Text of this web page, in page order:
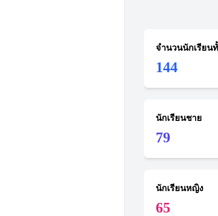
จำนวนนักเรียน
144
นักเรียนชาย
79
นักเรียนหญิง
65